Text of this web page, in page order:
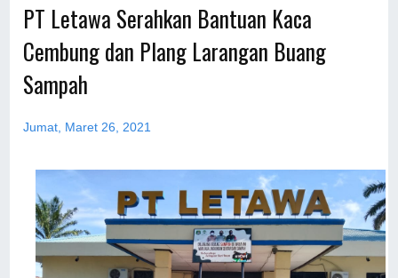
PT Letawa Serahkan Bantuan Kaca
Cembung dan Plang Larangan Buang
Sampah
Jumat, Maret 26, 2021